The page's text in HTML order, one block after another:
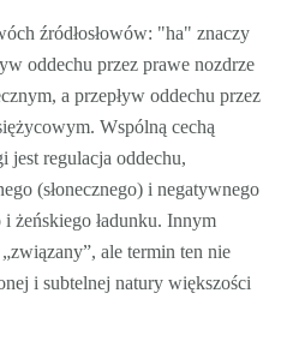
źródłosłowów: "ha" znaczy
oddechu przez prawe nozdrze
a przepływ oddechu przez
Wspólną cechą
jest regulacja oddechu,
(słonecznego) i negatywnego
żeńskiego ładunku. Innym
ale termin ten nie
i subtelnej natury większości